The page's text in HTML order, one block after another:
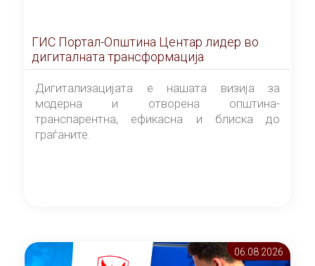
ГИС Портал-Општина Центар лидер во
дигиталната трансформација
Дигитализацијата е нашата визија за
модерна и отворена општина-
транспарентна, ефикасна и блиска до
граѓаните.
06.08 2026